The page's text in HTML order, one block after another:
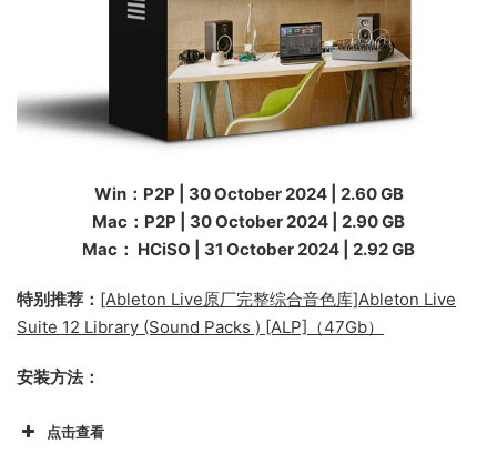
Win：P2P | 30 October 2024 | 2.60 GB
Mac：P2P | 30 October 2024 | 2.90 GB
Mac： HCiSO | 31 October 2024 | 2.92 GB
特别推荐： [Ableton Live原厂完整综合音色库]Ableton Live
Suite 12 Library (Sound Packs ) [ALP]（47Gb）
安装方法：
点击查看